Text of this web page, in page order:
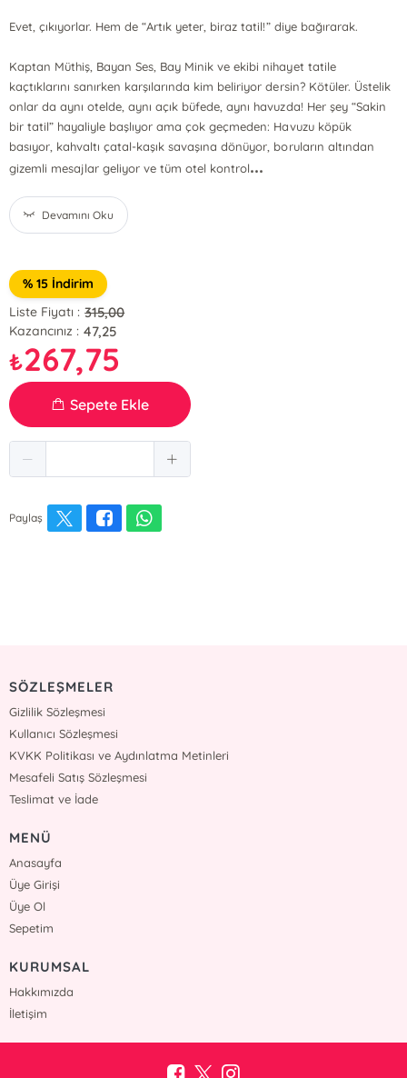
Evet, çıkıyorlar. Hem de “Artık yeter, biraz tatil!” diye bağırarak.
Kaptan Müthiş, Bayan Ses, Bay Minik ve ekibi nihayet tatile
kaçtıklarını sanırken karşılarında kim beliriyor dersin? Kötüler. Üstelik
onlar da aynı otelde, aynı açık büfede, aynı havuzda! Her şey “Sakin
bir tatil” hayaliyle başlıyor ama çok geçmeden: Havuzu köpük
basıyor, kahvaltı çatal-kaşık savaşına dönüyor, boruların altından
gizemli mesajlar geliyor ve tüm otel kontrol...
Devamını Oku
% 15 İndirim
Liste Fiyatı : 315,00
Kazancınız : 47,25
₺267,75
Sepete Ekle
Paylaş
SÖZLEŞMELER
Gizlilik Sözleşmesi
Kullanıcı Sözleşmesi
KVKK Politikası ve Aydınlatma Metinleri
Mesafeli Satış Sözleşmesi
Teslimat ve İade
MENÜ
Anasayfa
Üye Girişi
Üye Ol
Sepetim
KURUMSAL
Hakkımızda
İletişim